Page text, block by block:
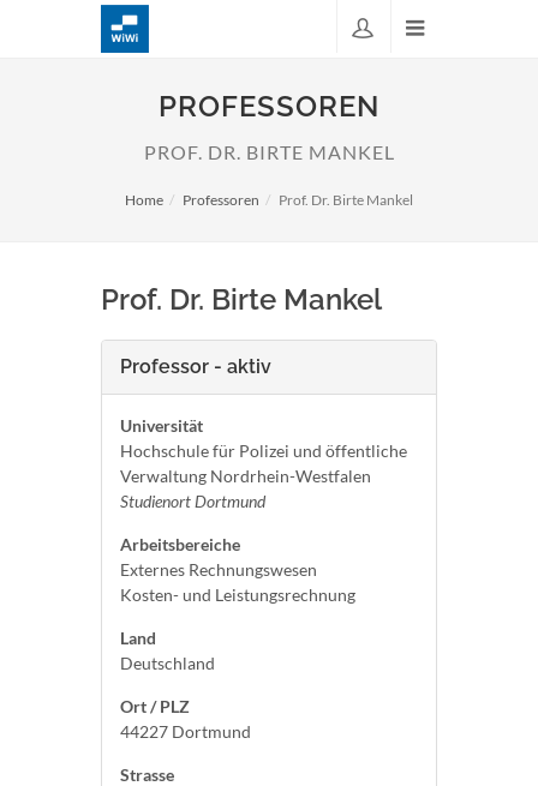
PROFESSOREN
PROF. DR. BIRTE MANKEL
Home Professoren Prof. Dr. Birte Mankel
Prof. Dr. Birte Mankel
Professor - aktiv
Universität
Hochschule für Polizei und öffentliche
Verwaltung Nordrhein-Westfalen
Studienort Dortmund
Arbeitsbereiche
Externes Rechnungswesen
Kosten- und Leistungsrechnung
Land
Deutschland
Ort / PLZ
44227 Dortmund
Strasse